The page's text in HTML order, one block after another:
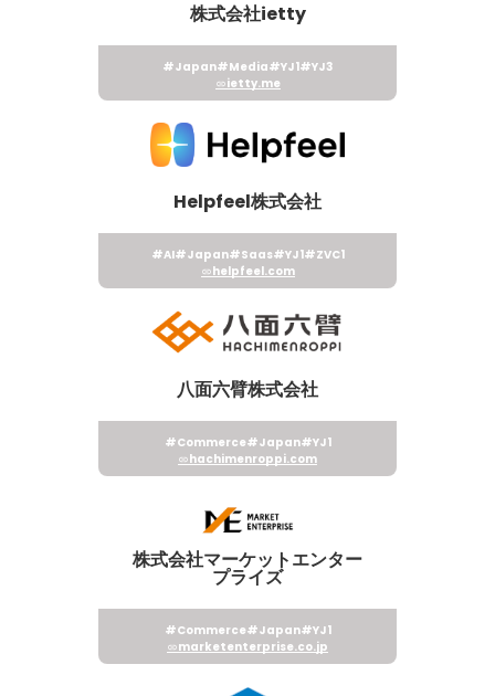
株式会社ietty
#Japan#Media#YJ1#YJ3
ietty.me
Helpfeel株式会社
#AI#Japan#Saas#YJ1#ZVC1
helpfeel.com
八面六臂株式会社
#Commerce#Japan#YJ1
hachimenroppi.com
株式会社マーケットエンター
プライズ
#Commerce#Japan#YJ1
marketenterprise.co.jp